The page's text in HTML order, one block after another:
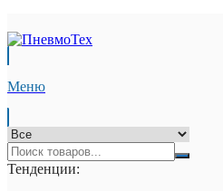
Меню
Тенденции: